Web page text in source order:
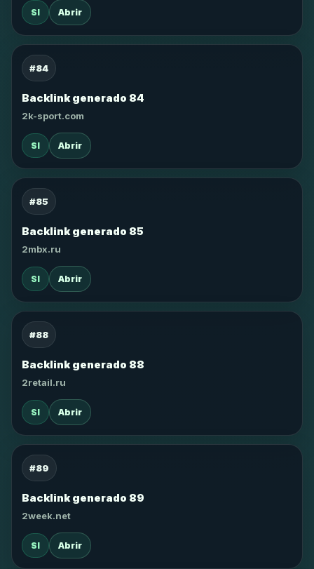
SI Abrir
#84
Backlink generado 84
2k-sport.com
SI Abrir
#85
Backlink generado 85
2mbx.ru
SI Abrir
#88
Backlink generado 88
2retail.ru
SI Abrir
#89
Backlink generado 89
2week.net
SI Abrir